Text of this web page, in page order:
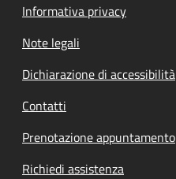
Informativa privacy
Note legali
Dichiarazione di accessibilità
Contatti
Prenotazione appuntamento
Richiedi assistenza